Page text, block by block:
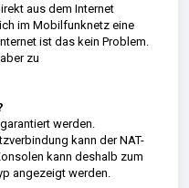
aus dem Internet
im Mobilfunknetz eine
ist das kein Problem.
zu
werden.
kann der NAT-
kann deshalb zum
angezeigt werden.